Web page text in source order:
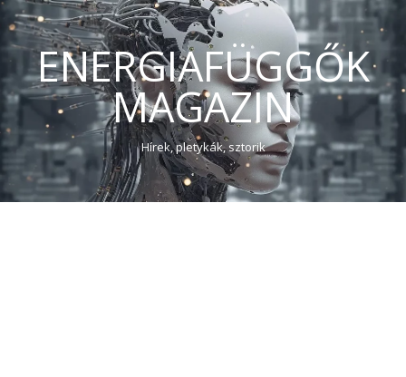
ENERGIAFÜGGŐK
MAGAZIN
Hírek, pletykák, sztorik